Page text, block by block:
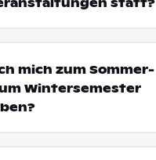
statt?
mich zum Sommer-
Wintersemester